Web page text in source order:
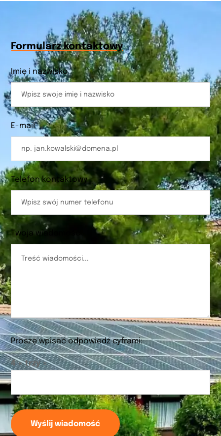
Formularz kontaktowy
Imię i nazwisko
E-mail
Telefon kontaktowy
Twoja wiadomość
Proszę wpisać odpowiedź cyframi:
4 × trzy =
Wyślij wiadomość